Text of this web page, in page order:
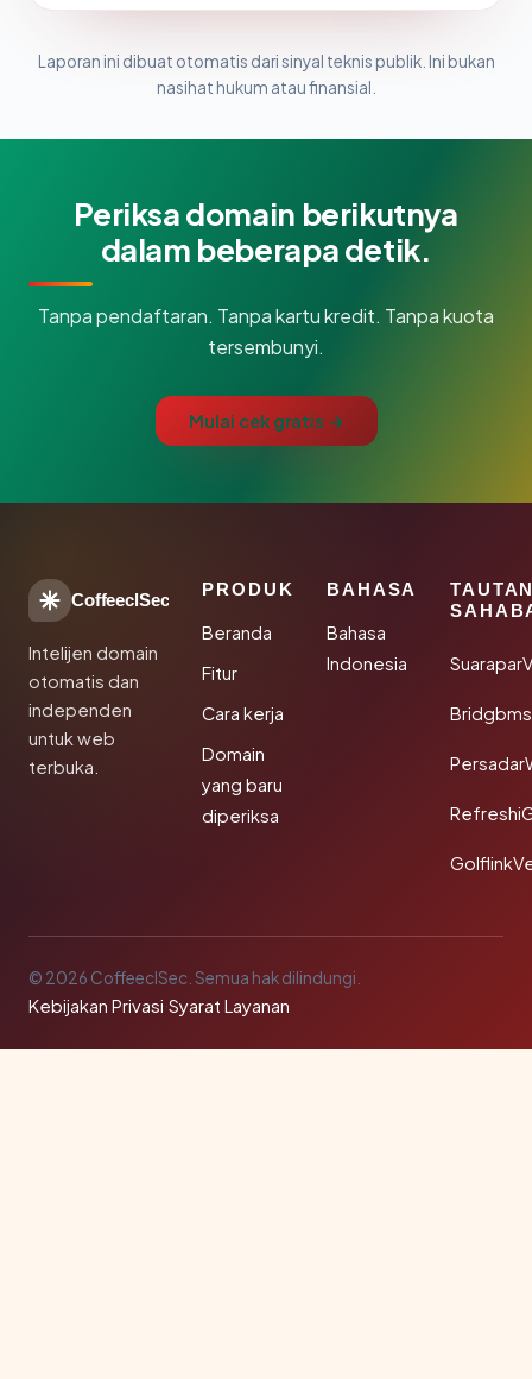
Laporan ini dibuat otomatis dari sinyal teknis publik. Ini bukan
nasihat hukum atau finansial.
Periksa domain berikutnya
dalam beberapa detik.
Tanpa pendaftaran. Tanpa kartu kredit. Tanpa kuota
tersembunyi.
Mulai cek gratis →
CoffeeclSec
Intelijen domain
otomatis dan
independen
untuk web
terbuka.
PRODUK
Beranda
Fitur
Cara kerja
Domain
yang baru
diperiksa
BAHASA
Bahasa
Indonesia
© 2026 CoffeeclSec. Semua hak dilindungi.
Kebijakan Privasi·Syarat Layanan